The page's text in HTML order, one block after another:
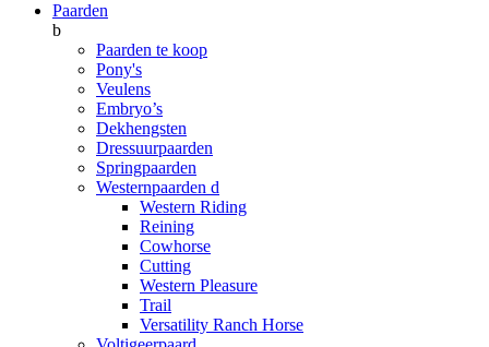
Paarden
b
Paarden te koop
Pony's
Veulens
Embryo’s
Dekhengsten
Dressuurpaarden
Springpaarden
Westernpaarden d
Western Riding
Reining
Cowhorse
Cutting
Western Pleasure
Trail
Versatility Ranch Horse